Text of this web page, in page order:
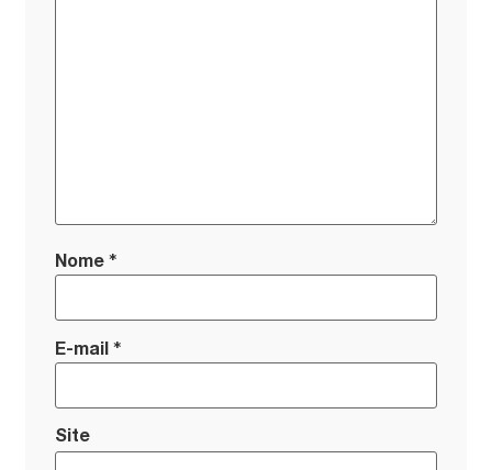
Nome*
E-mail*
Site